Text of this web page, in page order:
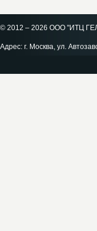
© 2012 – 2026 ООО "ИТЦ
Адрес: г. Москва, ул.